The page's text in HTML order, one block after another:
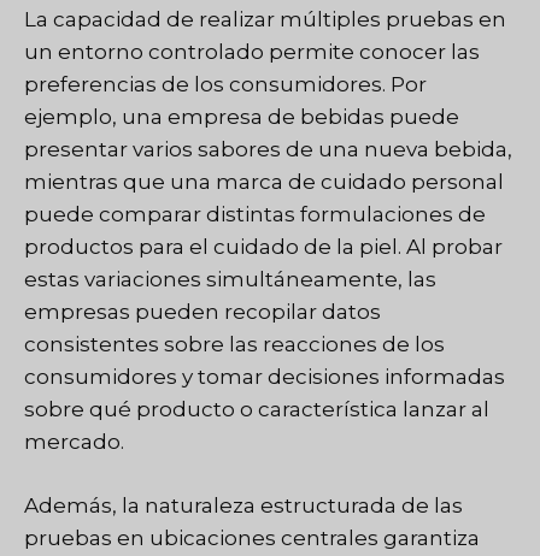
La capacidad de realizar múltiples pruebas en
un entorno controlado permite conocer las
preferencias de los consumidores. Por
ejemplo, una empresa de bebidas puede
presentar varios sabores de una nueva bebida,
mientras que una marca de cuidado personal
puede comparar distintas formulaciones de
productos para el cuidado de la piel. Al probar
estas variaciones simultáneamente, las
empresas pueden recopilar datos
consistentes sobre las reacciones de los
consumidores y tomar decisiones informadas
sobre qué producto o característica lanzar al
mercado.
Además, la naturaleza estructurada de las
pruebas en ubicaciones centrales garantiza